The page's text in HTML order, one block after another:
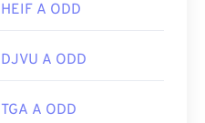
HEIF A ODD
DJVU A ODD
TGA A ODD